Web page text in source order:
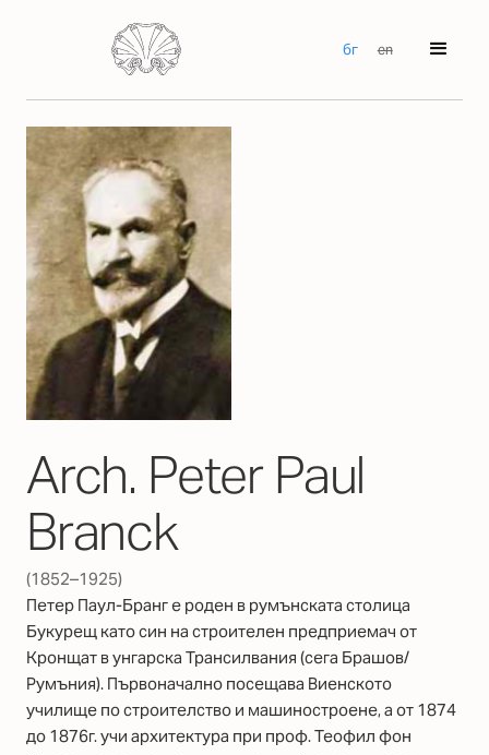
бг en
Arch. Peter Paul
Branck
(1852–1925)
Петер Паул-Бранг е роден в румънската столица
Букурещ като син на строителен предприемач от
Кронщат в унгарска Трансилвания (сега Брашов/
Румъния). Първоначално посещава Виенското
училище по строителство и машиностроене, а от 1874
до 1876г. учи архитектура при проф. Теофил фон